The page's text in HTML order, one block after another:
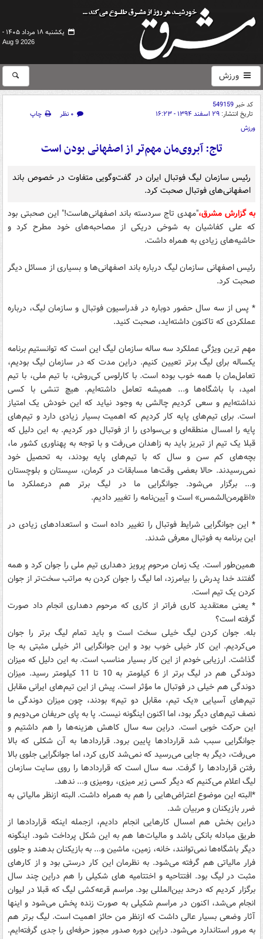
یکشنبه ۱۸ مرداد ۱۴۰۵ -
Aug 9 2026
ورزش
کد خبر549159
تاریخ انتشار: ۲۹ اسفند ۱۳۹۴ - ۱۶:۲۳ ۰ نظر
چاپ
ورزش
تاج: آبروی‌مان مهم‌تر از اصفهانی بودن است
رئیس سازمان لیگ فوتبال ایران در گفت‌وگویی متفاوت در خصوص باند
اصفهانی‎‌های فوتبال صحبت کرد.
به گزارش مشرق،"مهدی تاج سردسته باند اصفهانی‌هاست!" این صحبتی بود
که علی کفاشیان به شوخی دریکی از مصاحبه‌های خود مطرح کرد و
حاشیه‌های زیادی به همراه داشت.
رئیس اصفهانی سازمان لیگ درباره باند اصفهانی‌ها و بسیاری از مسائل دیگر
صحبت کرد.
* پس از سه سال حضور دوباره در فدراسیون فوتبال و سازمان لیگ، درباره
عملکردی که تاکنون داشته‌اید، صحبت کنید.
مهم ترین ویژگی عملکرد سه ساله سازمان لیگ این است که توانستیم برنامه
یکساله برای لیگ برتر تعیین کنیم. دراین مدت که در سازمان لیگ بودیم،
تعامل‌مان با همه خوب بوده است. با کارلوس کی‌روش، با تیم ملی، با تیم
امید، با باشگاه‌ها و... همیشه تعامل داشته‌ایم. هیچ تنشی با کسی
نداشته‌ایم و سعی کردیم چالشی به وجود نیاید که این خودش یک امتیاز
است. برای تیم‌های پایه کار کردیم که اهمیت بسیار زیادی دارد و تیم‌های
پایه را امسال منطقه‌ای و بی‌سوادی را از فوتبال دور کردیم. به این دلیل که
قبلا یک تیم از تبریز باید به زاهدان می‌رفت و با توجه به پهناوری کشور ما،
بچه‌های کم سن و سال که با تیم‌های پایه بودند، به تحصیل خود
نمی‌رسیدند. حالا بعضی وقت‌ها مسابقات در کرمان، سیستان و بلوچستان
و... برگزار می‌شود. جوانگرایی ما در لیگ برتر هم درعملکرد ما
«اظهرمن‌الشمس» است و آیین‌نامه را تغییر دادیم.
* این جوانگرایی شرایط فوتبال را تغییر داده است و استعدادهای زیادی در
این برنامه به فوتبال معرفی شدند.
همین‌طور است. یک زمان مرحوم پرویز دهداری تیم ملی را جوان کرد و همه
گفتند خدا پدرش را بیامرزد، اما لیگ را جوان کردن به مراتب سخت‌تر از جوان
کردن یک تیم است.
* یعنی معتقدید کاری فراتر از کاری که مرحوم دهداری انجام داد صورت
گرفته است؟
بله. جوان کردن لیگ خیلی سخت است و باید تمام لیگ برتر را جوان
می‌کردیم. این کار خیلی خوب بود و این جوانگرایی اثر خیلی مثبتی به جا
گذاشت. ارزیابی خودم از این کار بسیار مناسب است. به این دلیل که میزان
دوندگی هم در لیگ برتر از 6 کیلومتر به 10 تا 11 کیلومتر رسید. میزان
دوندگی هم خیلی در فوتبال ما مؤثر است. پیش از این تیم‌های ایرانی مقابل
تیم‌های آسیایی «یک تیم، مقابل دو تیم» بودند، چون میزان دوندگی ما
نصف تیم‌های دیگر بود، اما اکنون اینگونه نیست. پا به پای حریفان می‌دویم و
این حرکت خوبی است. دراین سه سال کاهش هزینه‌ها را هم داشتیم و
جوانگرایی سبب شد قراردادها پایین برود. قراردادها به آن شکلی که بالا
می‌رفت، دیگر به جایی می‌رسید که نمی‌شد کاری کرد، اما جوانگرایی جلوی بالا
رفتن قراردادها را گرفت. سه سال است که قراردادها را روی سایت سازمان
لیگ اعلام می‌کنیم که دیگر کسی زیر میزی، رومیزی و... ندهد.
*البته این موضوع اعتراض‌هایی را هم به همراه داشت. البته ازنظر مالیاتی به
ضرر بازیکنان و مربیان شد.
دراین بخش هم امسال کارهایی انجام دادیم، ازجمله اینکه قراردادها از
طریق مبادله بانکی باشد و مالیات‌ها هم به این شکل پرداخت شود. اینگونه
دیگر باشگاه‌ها نمی‌توانند، خانه، زمین، ماشین و... به بازیکنان بدهند و جلوی
فرار مالیاتی هم گرفته می‌شود. به نظرمان این کار درستی بود و از کارهای
مثبت در لیگ بود. افتتاحیه و اختتامیه های شکیلی را هم دراین چند سال
برگزار کردیم که درحد بین‌المللی بود. مراسم قرعه‌کشی لیگ که قبلا در لیوان
انجام می‌شد، اکنون در مراسم شکیلی به صورت زنده پخش می‌شود و اینها
آثار وضعی بسیار عالی داشت که ازنظر من حائز اهمیت است. لیگ برتر هم
به مرور استاندارد می‌شود. دراین دوره صدور مجوز حرفه‌ای را جدی گرفته‌ایم.